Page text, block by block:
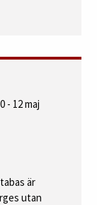
- 12 maj
är
utan